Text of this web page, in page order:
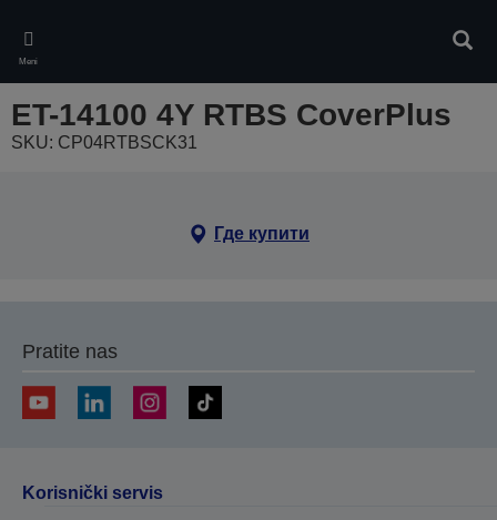
main
content
Meni
ET-14100 4Y RTBS CoverPlus
SKU: CP04RTBSCK31
Где купити
Pratite nas
Korisnički servis